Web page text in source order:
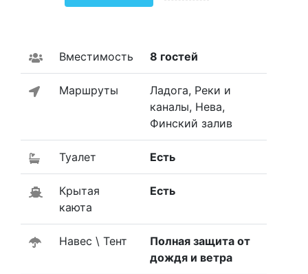
Вместимость 8 гостей
Маршруты
Ладога, Реки и
каналы, Нева,
Финский залив
Туалет Есть
Крытая
каюта
Есть
Навес \ Тент
Полная защита от
дождя и ветра